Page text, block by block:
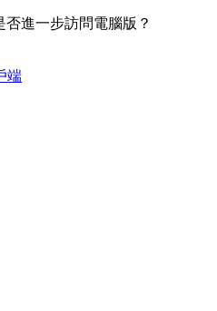
進一步訪問電腦版？
端